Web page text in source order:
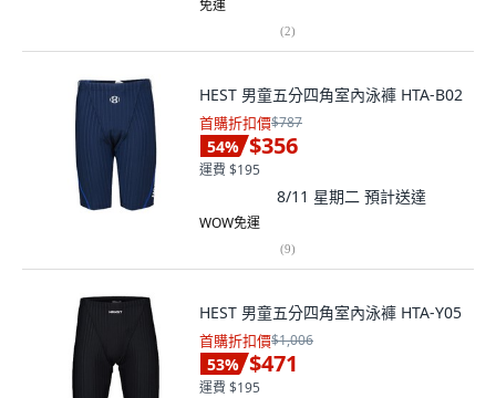
免運
(2)
HEST 男童五分四角室內泳褲 HTA-B02
首購折扣價$787
54% $356
運費 $195
8/11 星期二 預計送達
WOW免運
(9)
HEST 男童五分四角室內泳褲 HTA-Y05
首購折扣價$1,006
53% $471
運費 $195